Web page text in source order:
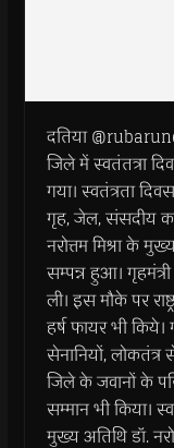
दतिया
जिले में स्वतंतत्रा
गया। स्वतंत्रता
गृह, जेल, संसदीय
नरोत्तम मिश्रा के
सम्पन्न हुआ।
ली। इस मौके पर
हर्ष फायर भी किये।
सेनानियों, लोकतंत्र
जिले के जवानों के
सम्मान भी किया।
मुख्य अतिथि डॉ.